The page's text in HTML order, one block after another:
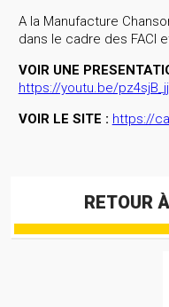
A la Manufacture
dans le cadre des FACI
VOIR UNE
https://youtu.be/
VOIR LE SITE : https://
RETOUR